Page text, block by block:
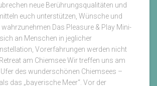
neue Berührungsqualitäten und
euch unterstützen, Wünsche und
wahrzunehmen Das Pleasure & Play Mini-
an Menschen in jeglicher
Vorerfahrungen werden nicht
am Chiemsee Wir treffen uns am
des wunderschönen Chiemsees –
das „bayerische Meer“. Vor der